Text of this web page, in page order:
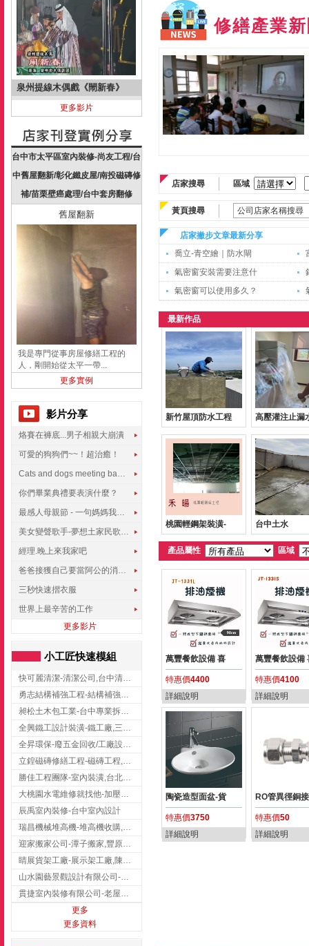
泉州提線木偶戲《閙新春》
更多影片
台中市太平區室內裝修-尚友工程/台
中舊屋翻新/彰化鐵皮屋/南投磁磚修
補/苗栗壁癌處理/台中套房翻修
舊屋翻新
我是專門從事房屋修繕工程的
人，剛開始從太平一帶...
更多實例
影片分享
烙賽在褲底...男子相親大崩潰
可愛的狗狗們~~！超治癒！
Cats and dogs meeting babies for the first time
你們畢業典禮要表演什麼？
最感人母親節 - 一句媽媽我愛你
美女變聲歌手-夢想土家民歌傳遍世界
經理.晚上來我家吧
爸爸接獲自己要當阿公的消息，反應史上最可愛!!!
三秒快速摺衣服
世界上最辛苦的工作
更多影片
小工匠快速模組
快可麗清潔-清潔公司,台中清潔公司,台中居家清潔
勇志結構補強工程-結構補強工程 ,桃園結構補強工程,龍潭結構補強工程
昶松土木包工業-台中專業拆除工程/挖土機出租
全興鐵工設計裝潢-鐵工廠,三峽鐵工廠,台北鐵工廠
全昇環保-廢五金回收/工廠設備收購/機械設備回收/高價收購廠房設備
立鍠磁磚修繕工程-磁磚工程,磁磚修補,新竹磁磚工程
勝佳工程團隊-室內裝潢,台北房屋裝修,三重室內裝修
大桃園水電維修就找他-加壓馬達,抽水馬達,桃園水電行,中壢水電
辰禹室內裝修-台中室內設計
瑞昌機械堆高機-堆高機收購,新北市堆高機,桃園堆高機
迎家搬家公司-潭子搬家,豐原搬家,大雅搬家,大甲搬家,台中推薦搬家,台中搬家
睛展貨架工廠-展示架工廠,陳列架,台中展示架工廠
山水園藝景觀設計有限公司-景觀工程,景觀設計,新竹園藝工程,新竹景觀設計
貫捷室內裝修有限公司-老屋翻新工程,台中老屋翻新工程,台中舊屋翻新
更多
更多資料
修繕產業
店家搜尋 區域
黃頁搜尋
店家撇步文章最新分享
喬立-青空繪｜防水閘
氣密窗安裝需要注意什
氣密窗可以使用多久？
最新作品
新竹屋頂防水工程 高壓灌注止漏
桃園輕鋼架裝潢- 台中土水
產品屬性 區域
萬豐餐飲設備 喜
特惠價4400
詳細說明
萬豐餐飲設備
特惠價4100
詳細說明
陶瓷造型面盆-貨
特惠價3750
詳細說明
RO管異徑銅
特惠價50
詳細說明